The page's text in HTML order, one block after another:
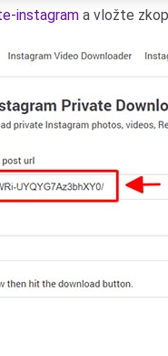
instagram a vložte